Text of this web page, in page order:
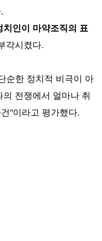
치인이 마약조직의 표
각시켰다.
순한 정치적 비극이 아
전쟁에서 얼마나 취
"이라고 평가했다.